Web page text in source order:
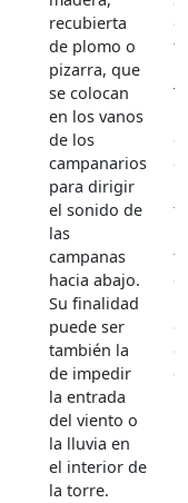
recubierta
de plomo o
pizarra, que
se colocan
en los vanos
de los
campanarios
para dirigir
el sonido de
las
campanas
hacia abajo.
Su finalidad
puede ser
también la
de impedir
la entrada
del viento o
la lluvia en
el interior de
la torre.
o
o